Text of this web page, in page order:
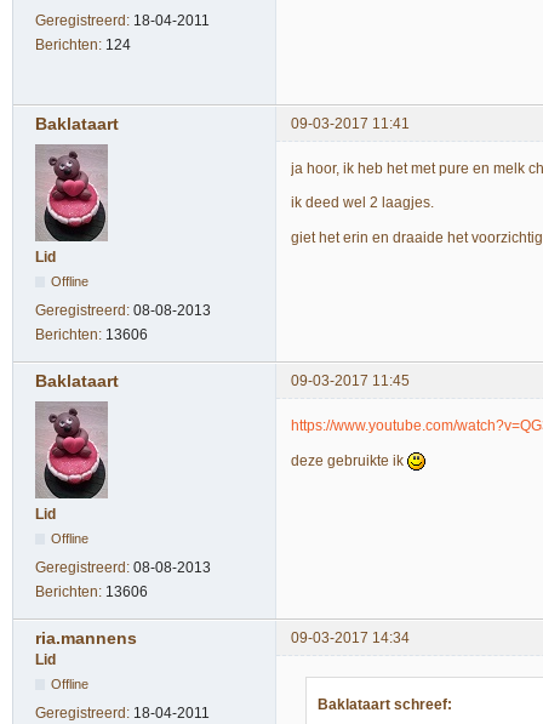
Geregistreerd: 18-04-2011
Berichten: 124
Baklataart 09-03-2017 11:41
Lid
Offline
Geregistreerd: 08-08-2013
Berichten: 13606
ja hoor, ik heb het met pure en melk
ik deed wel 2 laagjes.
giet het erin en draaide het
Baklataart 09-03-2017 11:45
Lid
Offline
Geregistreerd: 08-08-2013
Berichten: 13606
https://www.youtube.com/
deze gebruikte ik
ria.mannens
09-03-2017 14:34
Lid
Offline
Geregistreerd: 18-04-2011
Baklataart schreef: